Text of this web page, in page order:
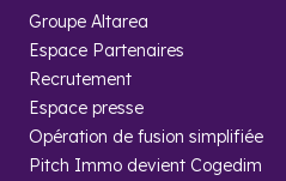
relativement faible sur un an (+ 2
Groupe Altarea
Espace Partenaires
Recrutement
Espace presse
Opération de fusion simplifiée
Pitch Immo devient Cogedim